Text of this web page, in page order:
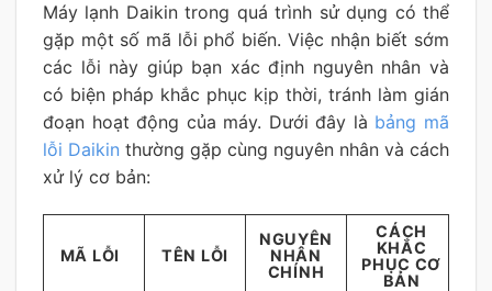
Máy lạnh Daikin trong quá trình sử dụng có thể
gặp một số mã lỗi phổ biến. Việc nhận biết sớm
các lỗi này giúp bạn xác định nguyên nhân và
có biện pháp khắc phục kịp thời, tránh làm gián
đoạn hoạt động của máy. Dưới đây là bảng mã
lỗi Daikin thường gặp cùng nguyên nhân và cách
xử lý cơ bản:
MÃ LỖI TÊN LỖI
NGUYÊN
NHÂN
CHÍNH
CÁCH
KHẮC
PHỤC CƠ
BẢN